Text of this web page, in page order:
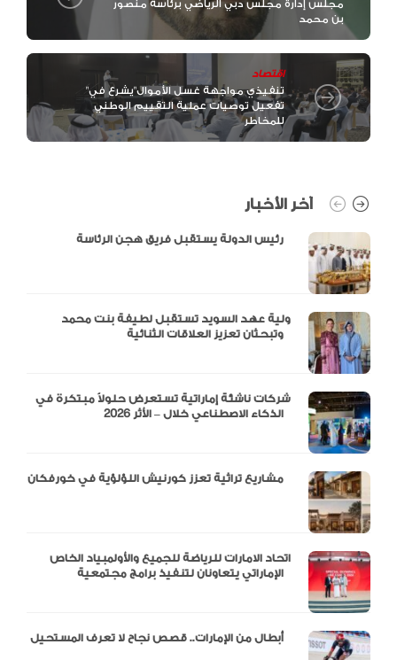
مجلس إدارة مجلس دبي الرياضي برئاسة منصور
بن محمد
اقتصاد
"تنفيذي مواجهة غسل الأموال"يشرع في
تفعيل توصيات عملية التقييم الوطني
للمخاطر
آخر الأخبار
ولية عهد السويد تستقبل لطيفة بنت محمد
شركات ناشئة إماراتية تستعرض حلولاً مبتكرة في
اتحاد الامارات للرياضة للجميع والأولمبياد الخاص